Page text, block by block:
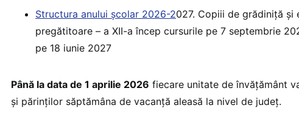
Structura anului școlar 2026-2027. Copiii de grădiniță și
pregătitoare – a XII-a încep cursurile pe 7 septembrie
pe 18 iunie 2027
Până la data de 1 aprilie 2026 fiecare unitate de învățământ
și părinților săptămâna de vacanță aleasă la nivel de județ.